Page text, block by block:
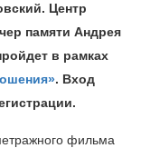
Центр
памяти Андрея
в рамках
. Вход
фильма